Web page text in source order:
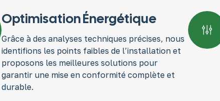
Optimisation Énergétique
Grâce à des analyses techniques précises, nous
identifions les points faibles de l’installation et
proposons les meilleures solutions pour
garantir une mise en conformité complète et
durable.